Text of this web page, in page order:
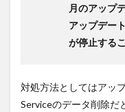
月のアップ
アップデー
が停止する
対処方法としてはアッ
Serviceのデータ削除だ